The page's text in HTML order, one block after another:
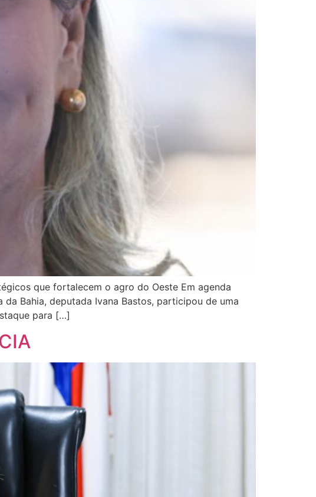
que fortalecem o agro do Oeste Em agenda
Bahia, deputada Ivana Bastos, participou de uma
para […]